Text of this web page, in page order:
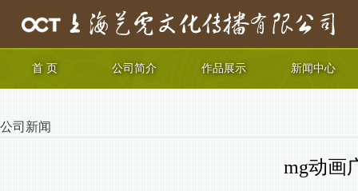
首 页 公司简介 作品展示 新闻中心
公司新闻
mg动画